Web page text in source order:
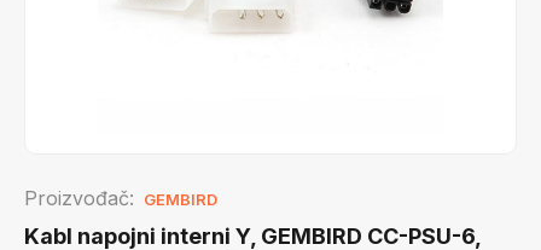
Proizvođač: GEMBIRD
Kabl napojni interni Y, GEMBIRD CC-PSU-6,